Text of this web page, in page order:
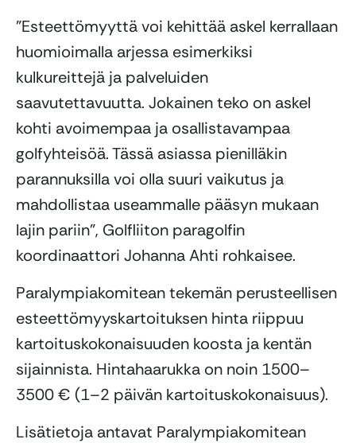
”Esteettömyyttä voi kehittää askel kerrallaan
huomioimalla arjessa esimerkiksi
kulkureittejä ja palveluiden
saavutettavuutta. Jokainen teko on askel
kohti avoimempaa ja osallistavampaa
golfyhteisöä. Tässä asiassa pienilläkin
parannuksilla voi olla suuri vaikutus ja
mahdollistaa useammalle pääsyn mukaan
lajin pariin”, Golfliiton paragolfin
koordinaattori Johanna Ahti rohkaisee.
Paralympiakomitean tekemän perusteellisen
esteettömyyskartoituksen hinta riippuu
kartoituskokonaisuuden koosta ja kentän
sijainnista. Hintahaarukka on noin 1500–
3500 € (1–2 päivän kartoituskokonaisuus).
Lisätietoja antavat Paralympiakomitean